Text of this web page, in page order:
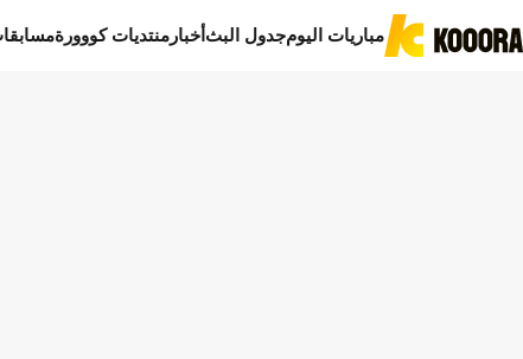
مباريات اليومجدول البثأخبار منتديات كووورة